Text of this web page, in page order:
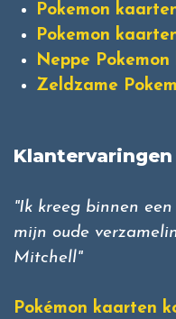
Pokemon
Pokemon
Neppe
Zeldzame
Klantervaringen
"Ik kreeg binnen
mijn oude
Mitchell"
Pokémon kaarten